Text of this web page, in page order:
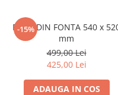
DIVERSE
INSTALAȚII
Baterii și accesorii
PRODUSE PENTRU
-15%
PLITA DIN FONTA 540 x
mm
499,00 Lei
425,00 Lei
ADAUGA IN COS